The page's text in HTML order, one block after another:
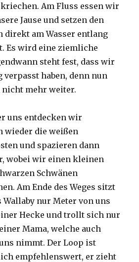
Am Fluss essen wir
Jause und setzen den
direkt am Wasser entlang
Es wird eine ziemliche
steht fest, dass wir
verpasst haben, denn nun
mehr weiter.
uns entdecken wir
wieder die weißen
und spazieren dann
wobei wir einen kleinen
Schwänen
Am Ende des Weges sitzt
nur Meter von uns
Hecke und trollt sich nur
Mama, welche auch
nimmt. Der Loop ist
empfehlenswert, er zieht